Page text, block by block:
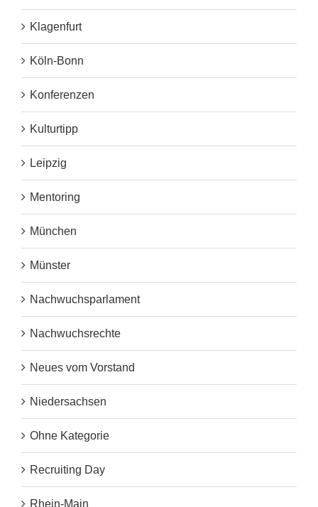
Klagenfurt
Köln-Bonn
Konferenzen
Kulturtipp
Leipzig
Mentoring
München
Münster
Nachwuchsparlament
Nachwuchsrechte
Neues vom Vorstand
Niedersachsen
Ohne Kategorie
Recruiting Day
Rhein-Main